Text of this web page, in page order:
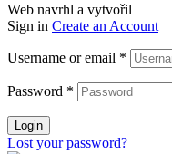
Web navrhl a vytvořil
Sign in Create an Account
Username or email *
Password *
Login
Lost your password?